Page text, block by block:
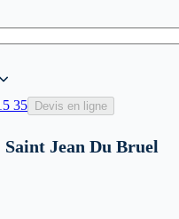
35 Devis en ligne
Saint Jean Du Bruel